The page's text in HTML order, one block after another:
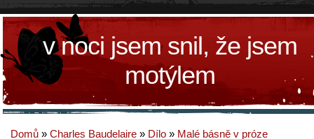
v noci jsem snil, že jsem
motýlem
Domů » Charles Baudelaire » Dílo » Malé básně v próze